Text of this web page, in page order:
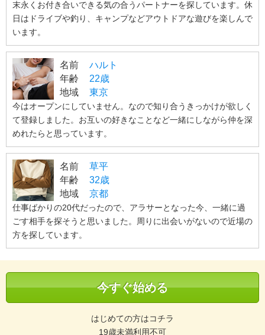
末永くお付き合いできる気の合うパートナーを探しています。休
日はドライブや釣り、キャンプなどアウトドアな遊びを楽しんで
います。
名前
ハルト
年齢
22歳
地域
東京
今はオープンにしていません。なので知り合うきっかけが欲しく
て登録しました。お互いの好きなことなど一緒にしながら仲を深
めれたらと思っています。
名前
草平
年齢
32歳
地域
京都
仕事ばかりの20代だったので、アラサーとなった今、一緒に過
ごす相手を探そうと思いました。周りに出会いがないので近場の
方を探しています。
今すぐ始める
はじめての方はコチラ
19歳未満利用不可